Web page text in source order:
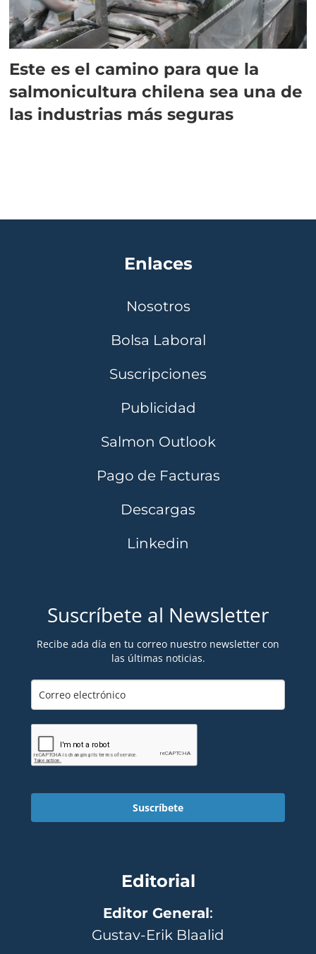
Este es el camino para que la
salmonicultura chilena sea una de
las industrias más seguras
Enlaces
Nosotros
Bolsa Laboral
Suscripciones
Publicidad
Salmon Outlook
Pago de Facturas
Descargas
Linkedin
Suscríbete al Newsletter
Recibe ada día en tu correo nuestro newsletter con
las últimas noticias.
Suscríbete
Editorial
Editor General:
Gustav-Erik Blaalid